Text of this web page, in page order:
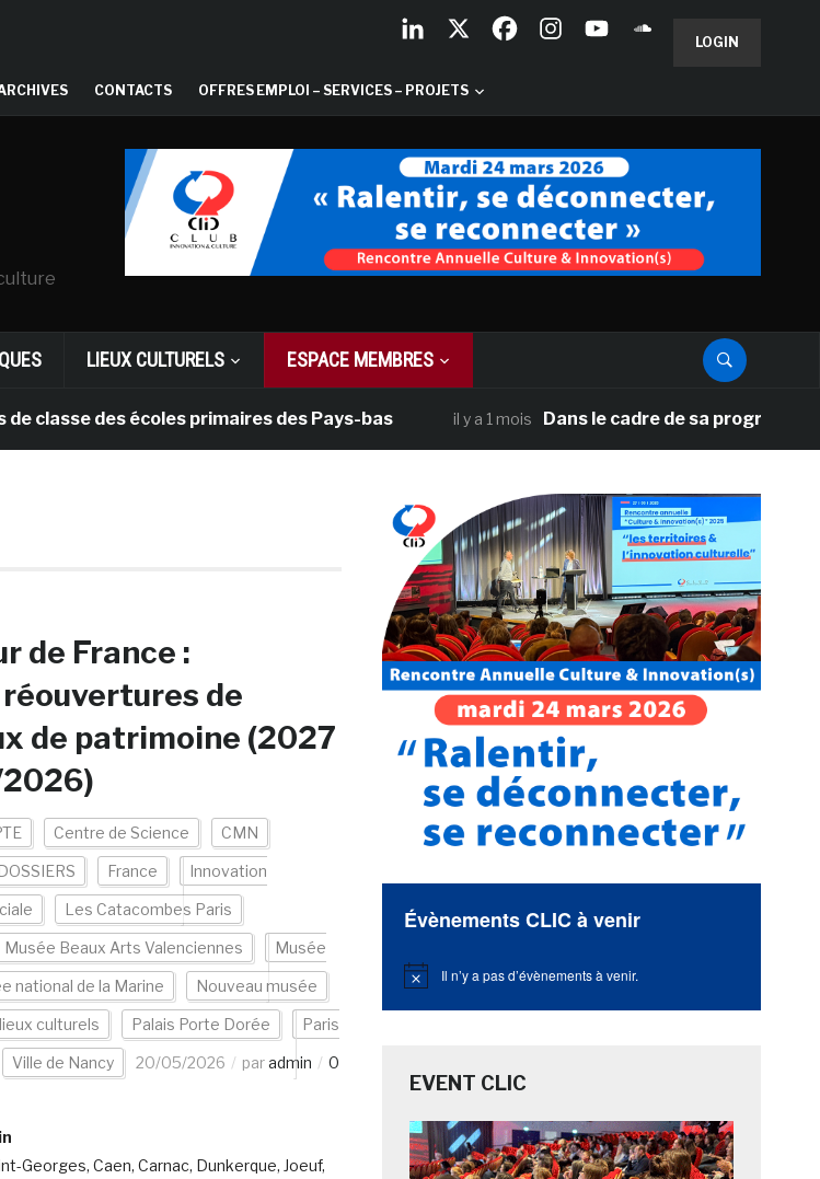
LOGIN
CONTACTS OFFRES EMPLOI – SERVICES – PROJETS
LIEUX CULTURELS ESPACE MEMBRES
des écoles primaires des Pays-bas il y a 1 mois Dans le cadre de sa programmation
de France :
de
de patrimoine (2027
Centre de Science CMN
France Innovation
Les Catacombes Paris
Musée Beaux Arts Valenciennes Musée
national de la Marine Nouveau musée
culturels Palais Porte Dorée Paris
Ville de Nancy 20/05/2026 paradmin
0
Georges, Caen, Carnac, Dunkerque, Joeuf,
Évènements CLIC à venir
Notice Il n’y a pas d’évènements à venir.
EVENT CLIC